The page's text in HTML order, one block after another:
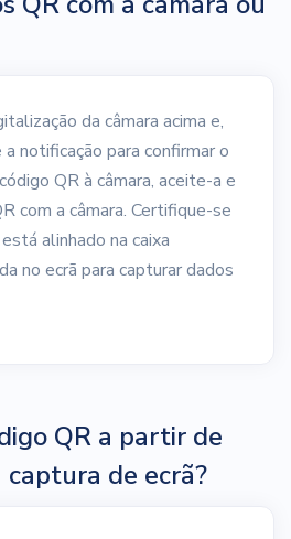
da câmara acima e,
notificação para confirmar o
QR à câmara, aceite-a e
com a câmara. Certifique-se
alinhado na caixa
no ecrã para capturar dados
QR a partir de
captura de ecrã?